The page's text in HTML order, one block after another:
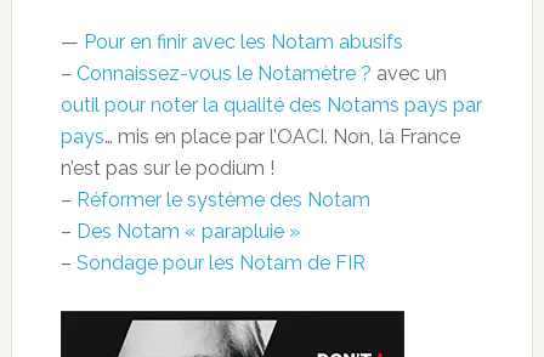
— Pour en finir avec les Notam abusifs
– Connaissez-vous le Notamètre ? avec un
outil pour noter la qualité des Notams pays par
pays… mis en place par l’OACI. Non, la France
n’est pas sur le podium !
– Réformer le système des Notam
– Des Notam « parapluie »
– Sondage pour les Notam de FIR